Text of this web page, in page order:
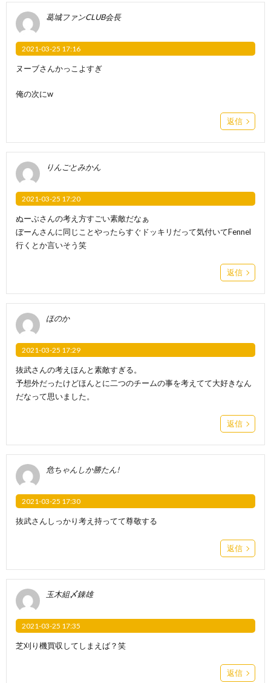
葛城ファンCLUB会長
2021-03-25 17:16
ヌーブさんかっこよすぎ
俺の次にw
返信
りんごとみかん
2021-03-25 17:20
ぬーぶさんの考え方すごい素敵だなぁ
ぼーんさんに同じことやったらすぐドッキリだって気付いてFennel
行くとか言いそう笑
返信
ほのか
2021-03-25 17:29
抜武さんの考えほんと素敵すぎる。
予想外だったけどほんとに二つのチームの事を考えてて大好きなん
だなって思いました。
返信
危ちゃんしか勝たん!
2021-03-25 17:30
抜武さんしっかり考え持ってて尊敬する
返信
玉木組〆錬雄
2021-03-25 17:35
芝刈り機買収してしまえば？笑
返信